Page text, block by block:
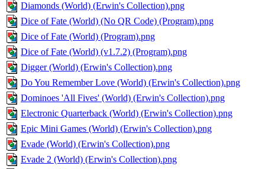
Diamonds (World) (Erwin's Collection).png
Dice of Fate (World) (No QR Code) (Program).png
Dice of Fate (World) (Program).png
Dice of Fate (World) (v1.7.2) (Program).png
Digger (World) (Erwin's Collection).png
Do You Remember Love (World) (Erwin's Collection).png
Dominoes 'All Fives' (World) (Erwin's Collection).png
Electronic Quarterback (World) (Erwin's Collection).png
Epic Mini Games (World) (Erwin's Collection).png
Evade (World) (Erwin's Collection).png
Evade 2 (World) (Erwin's Collection).png